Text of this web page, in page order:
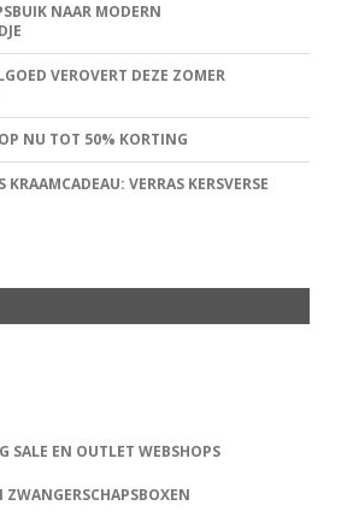
NAAR MODERN
VEROVERT DEZE ZOMER
NU TOT 50% KORTING
VERRAS KERSVERSE
SALE EN OUTLET WEBSHOPS